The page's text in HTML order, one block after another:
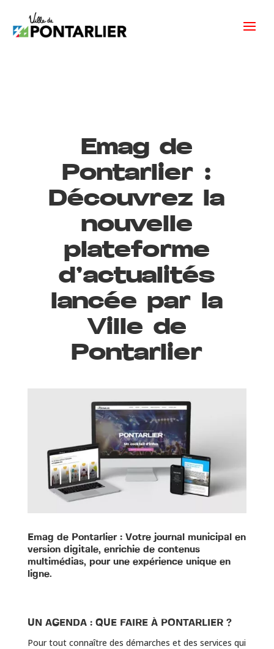
Emag de
Pontarlier :
Découvrez la
nouvelle
plateforme
d’actualités
lancée par la
Ville de
Pontarlier
Emag de Pontarlier : Votre journal municipal en
version digitale, enrichie de contenus
multimédias, pour une expérience unique en
ligne.
UN AGENDA : QUE FAIRE À PONTARLIER ?
Pour tout connaître des démarches et des services qui